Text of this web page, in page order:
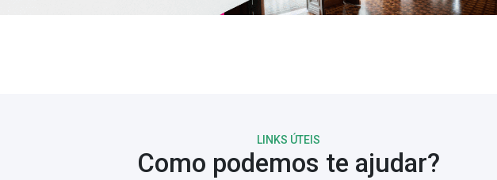
LINKS ÚTEIS
Como podemos te ajudar?